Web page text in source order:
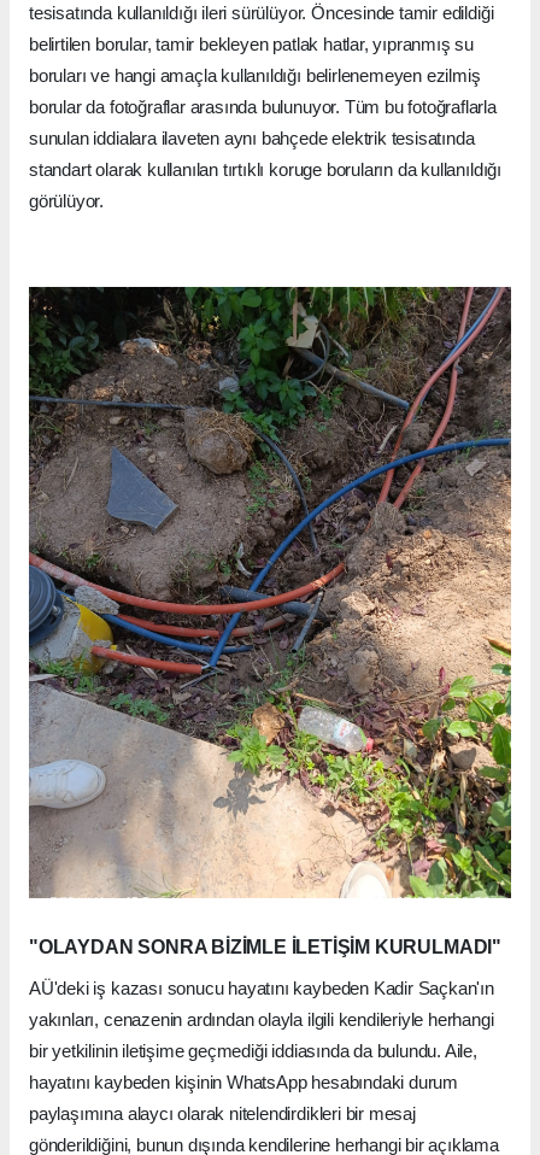
tesisatında kullanıldığı ileri sürülüyor. Öncesinde tamir edildiği
belirtilen borular, tamir bekleyen patlak hatlar, yıpranmış su
boruları ve hangi amaçla kullanıldığı belirlenemeyen ezilmiş
borular da fotoğraflar arasında bulunuyor. Tüm bu fotoğraflarla
sunulan iddialara ilaveten aynı bahçede elektrik tesisatında
standart olarak kullanılan tırtıklı koruge boruların da kullanıldığı
görülüyor.
"OLAYDAN SONRA BİZİMLE İLETİŞİM KURULMADI"
AÜ'deki iş kazası sonucu hayatını kaybeden Kadir Saçkan'ın
yakınları, cenazenin ardından olayla ilgili kendileriyle herhangi
bir yetkilinin iletişime geçmediği iddiasında da bulundu. Aile,
hayatını kaybeden kişinin WhatsApp hesabındaki durum
paylaşımına alaycı olarak nitelendirdikleri bir mesaj
gönderildiğini, bunun dışında kendilerine herhangi bir açıklama